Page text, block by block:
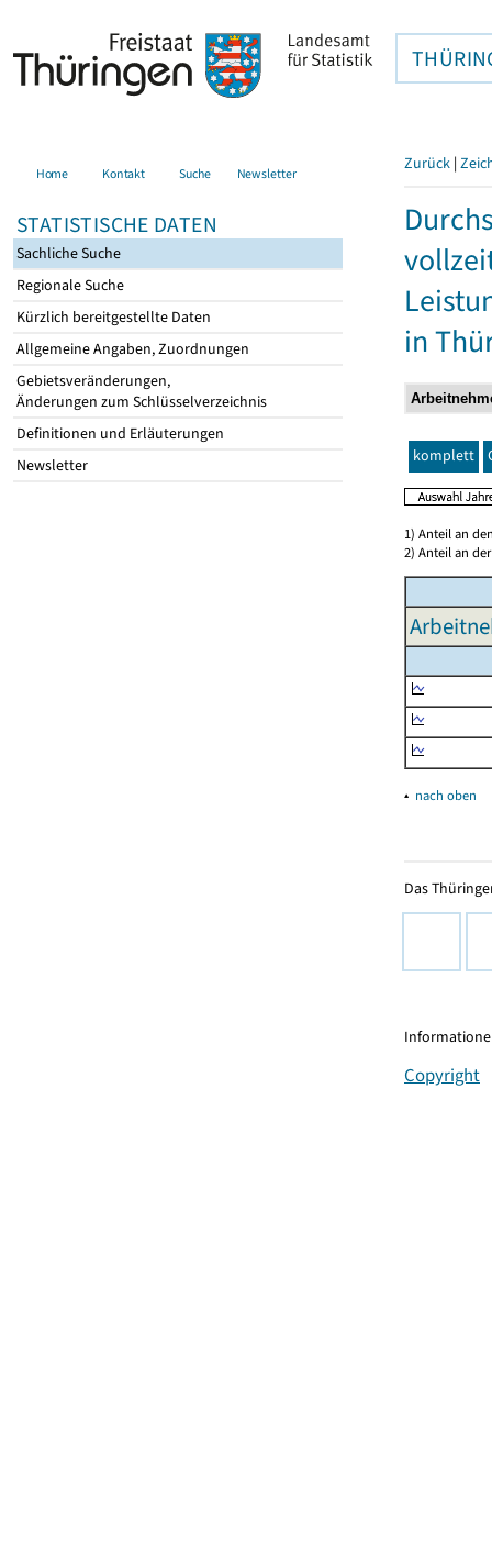
Home Kontakt Suche Newsletter
STATISTISCHE DATEN
Sachliche Suche
Regionale Suche
Kürzlich bereitgestellte Daten
Allgemeine Angaben, Zuordnungen
Gebietsveränderungen,
Änderungen zum Schlüsselverzeichnis
Definitionen und Erläuterungen
Newsletter
Zurück |
in
komplett
1) Anteil an
2) Anteil an
▴ nach oben
Das
Copyright